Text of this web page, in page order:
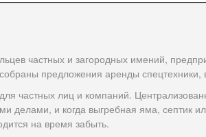
частных и загородных имений,
предложения аренды
частных лиц и компаний.
делами, и когда выгребная яма, септик
на время забыть.